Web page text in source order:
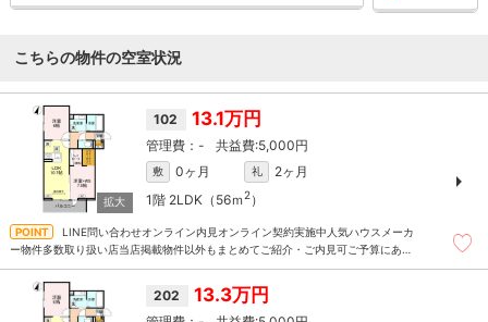
こちらの物件の空室状況
102 13.1万円
- 5,000円
敷 0ヶ月 礼
2ヶ月
1階 2LDK（56ｍ 2）
LINE問い合わせオンライン内見オンライン契約実施中人気ハウスメーカ
ー物件多数取り扱い店当店掲載物件以外もまとめてご紹介・ご内見可ご予算にあっ
202 13.3万円